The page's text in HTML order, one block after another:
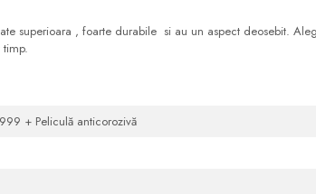
superioara , foarte durabile si au un aspect deosebit.
+ Peliculă anticorozivă